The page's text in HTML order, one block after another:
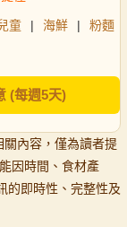
童 | 海鮮 |
粉麵
(每週5天)
內容，僅為讀者提
因時間、食材產
的即時性、完整性及